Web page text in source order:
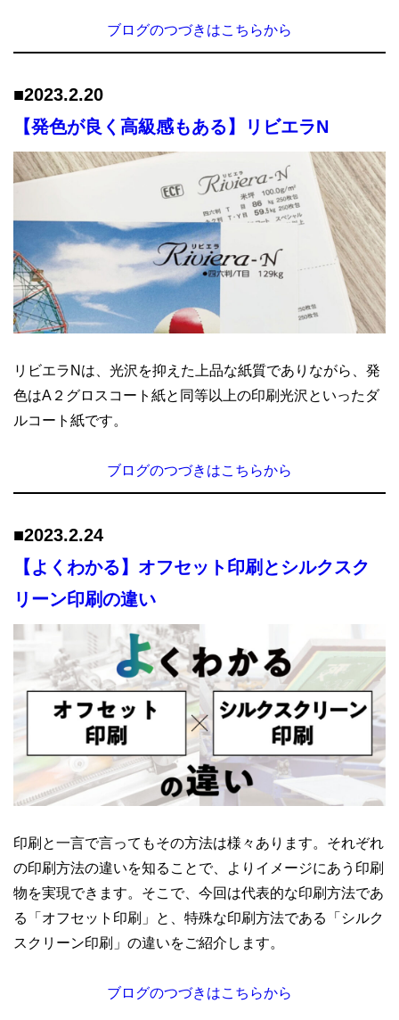
ブログのつづきはこちらから
■2023.2.20
【発色が良く高級感もある】リビエラN
リビエラNは、光沢を抑えた上品な紙質でありながら、発
色はA２グロスコート紙と同等以上の印刷光沢といったダ
ルコート紙です。
ブログのつづき はこちらから
■2023.2.24
【よくわかる】オフセット印刷とシルクスク
リーン印刷の違い
印刷と一言で言ってもその方法は様々あります。それぞれ
の印刷方法の違いを知ることで、よりイメージにあう印刷
物を実現できます。そこで、今回は代表的な印刷方法であ
る「オフセット印刷」と、特殊な印刷方法である「シルク
スクリーン印刷」の違いをご紹介します。
ブログのつづき はこちらから